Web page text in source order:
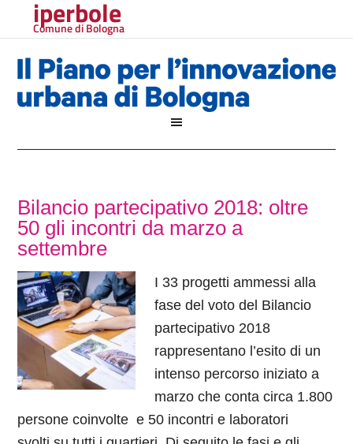
iperbole
Comune di Bologna
Bilancio partecipativo 2018: oltre
50 gli incontri da marzo a
settembre
I 33 progetti ammessi alla
fase del voto del Bilancio
partecipativo 2018
rappresentano l’esito di un
intenso percorso iniziato a
marzo che conta circa 1.800
persone coinvolte e 50 incontri e laboratori